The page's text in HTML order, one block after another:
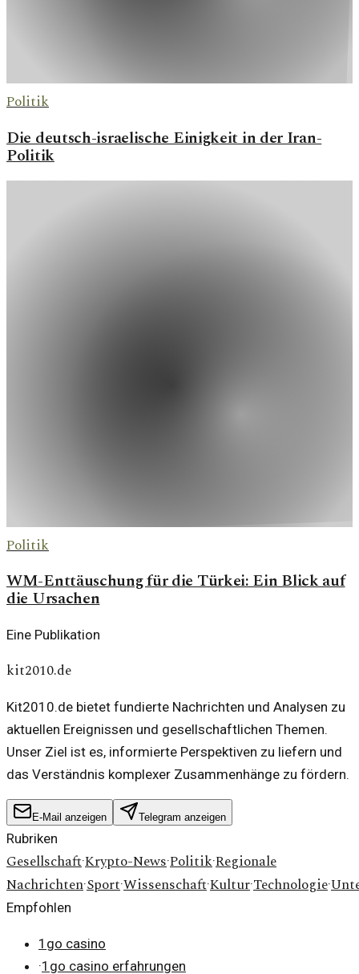
Politik
Die deutsch-israelische Einigkeit in der Iran-
Politik
Politik
WM-Enttäuschung für die Türkei: Ein Blick auf
die Ursachen
Eine Publikation
kit2010.de
Kit2010.de bietet fundierte Nachrichten und Analysen zu
aktuellen Ereignissen und gesellschaftlichen Themen.
Unser Ziel ist es, informierte Perspektiven zu liefern und
das Verständnis komplexer Zusammenhänge zu fördern.
E-Mail anzeigen Telegram anzeigen
Rubriken
Gesellschaft·Krypto-News·Politik·Regionale
Nachrichten·Sport·Wissenschaft·Kultur·Technologie·
Empfohlen
1go casino
·1go casino erfahrungen